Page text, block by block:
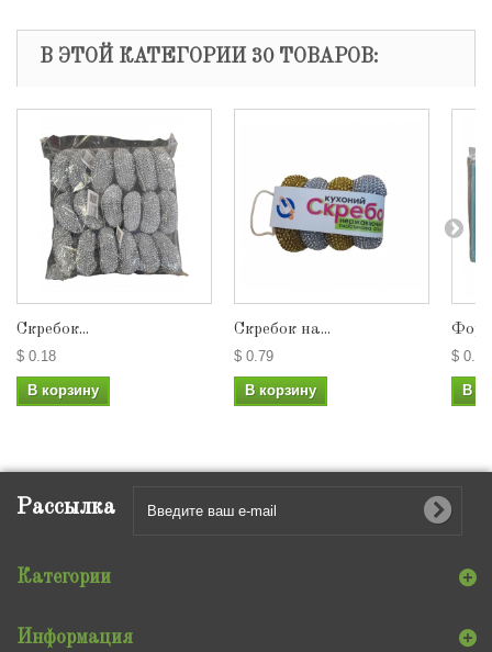
В ЭТОЙ КАТЕГОРИИ 30 ТОВАРОВ:
Скребок...
$ 0.18
В корзину
Скребок на...
$ 0.79
В корзину
$ 0.79
В
Рассылка
Категории
Информация